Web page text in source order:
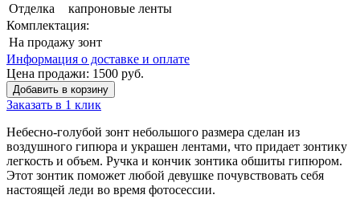
Отделка
капроновые ленты
Комплектация:
На продажу зонт
Информация о доставке и оплате
Цена продажи: 1500 руб.
Добавить в корзину
Заказать в 1 клик
Небесно-голубой зонт небольшого размера сделан из
воздушного гипюра и украшен лентами, что придает зонтику
легкость и объем. Ручка и кончик зонтика обшиты гипюром.
Этот зонтик поможет любой девушке почувствовать себя
настоящей леди во время фотосессии.